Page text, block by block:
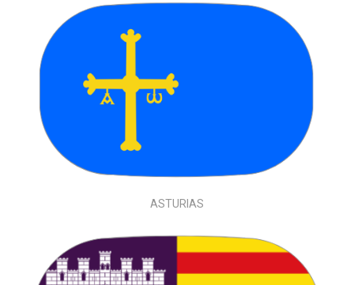
ASTURIAS